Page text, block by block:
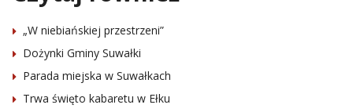
„W niebiańskiej przestrzeni”
Dożynki Gminy Suwałki
Parada miejska w Suwałkach
Trwa święto kabaretu w Ełku